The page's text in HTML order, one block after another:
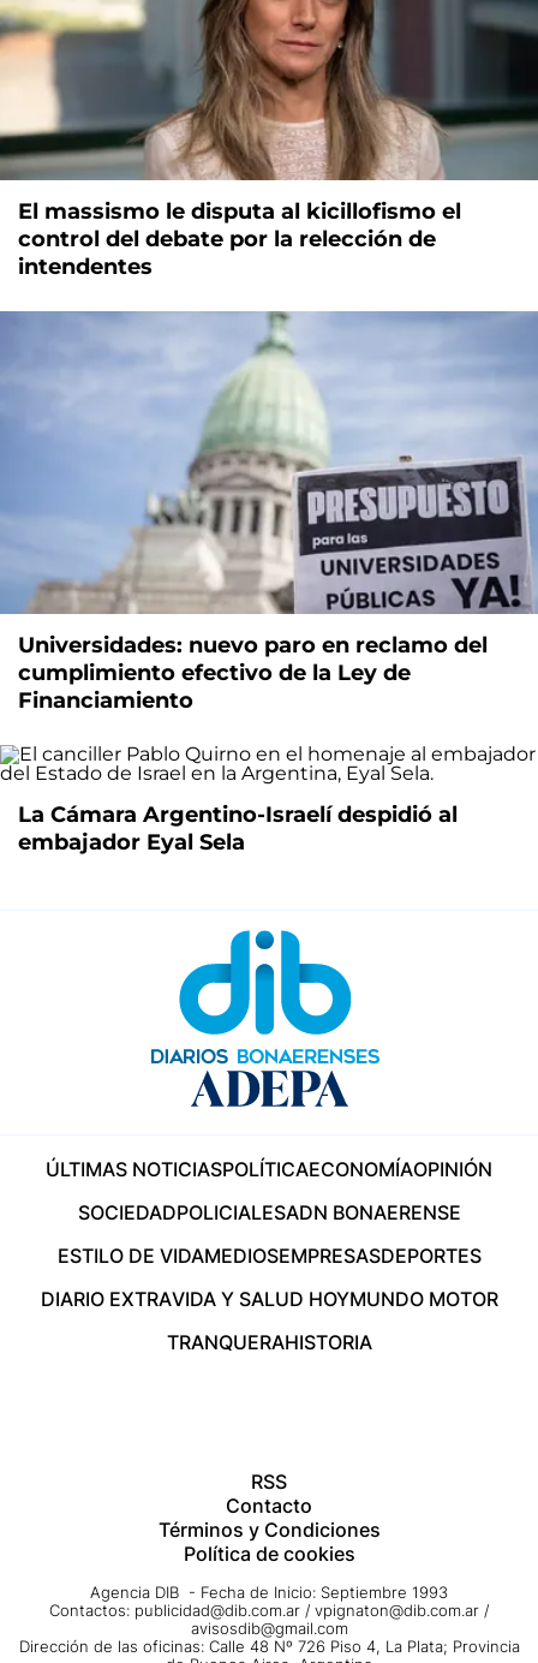
El massismo le disputa al kicillofismo el
control del debate por la relección de
intendentes
Universidades: nuevo paro en reclamo del
cumplimiento efectivo de la Ley de
Financiamiento
La Cámara Argentino-Israelí despidió al
embajador Eyal Sela
ÚLTIMAS NOTICIASPOLÍTICAECONOMÍAOPINIÓN
SOCIEDADPOLICIALESADN BONAERENSE
ESTILO DE VIDAMEDIOSEMPRESASDEPORTES
DIARIO EXTRAVIDA Y SALUD HOYMUNDO MOTOR
TRANQUERAHISTORIA
RSS
Contacto
Términos y Condiciones
Política de cookies
Agencia DIB - Fecha de Inicio: Septiembre 1993
Contactos: publicidad@dib.com.ar / vpignaton@dib.com.ar /
avisosdib@gmail.com
Dirección de las oficinas: Calle 48 Nº 726 Piso 4, La Plata; Provincia